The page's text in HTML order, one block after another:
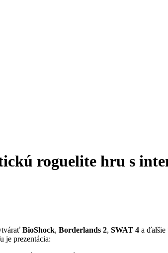
roguelite hru s
BioShock, Borderlands 2, SWAT 4 a ďalšie
je prezentácia: